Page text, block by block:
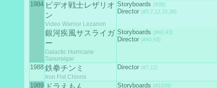
1984 ビデオ戦士レザリオ
ン
Video Warrior Lezarion
Storyboards (#38)
Director (#3,7,12,33,38)
銀河疾風サスライガ
ー
Galactic Hurricane
Sasuraigar
Storyboards (#40,43)
Director (#40,43)
1988 鉄拳チンミ
Iron Fist Chinmi
Director (#7,12)
1989 ドラえもん Storyboards (#1039)